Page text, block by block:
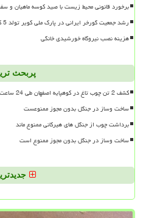
برخورد قانونی محیط زیست با صید کوسه ماهیان و
رشد جمعیت گورخر ایرانی در پارک ملی کویر تولد 5 کره جدید در گرمسار
هزینه نصب نیروگاه خورشیدی خانگی
پربحث
کشف 2 تن چوب تاغ در کوهپایه اصفهان طی 24 ساعت اخیر 8 نفر دستگیر شدند
ساخت وساز در جنگل بدون مجوز ممنوعست
برداشت چوب از جنگل های هیرکانی ممنوع ماند
ساخت وساز در جنگل بدون مجوز ممنوع است